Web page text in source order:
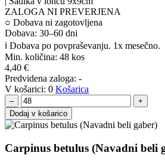
ZALOGA NI PREVERJENA
○ Dobava ni zagotovljena
Dobava: 30–60 dni
ℹ️ Dobava po povpraševanju. 1x mesečno.
Min. količina: 48 kos
4,40 €
Predvidena zaloga: -
V košarici: 0 Košarica
–
+
Dodaj v košarico
Carpinus betulus (Navadni beli